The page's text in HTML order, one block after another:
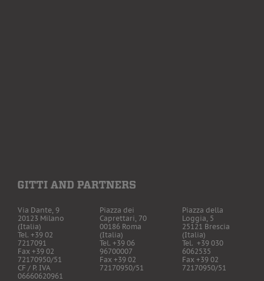
Via Dante, 9
20123 Milano
(Italia)
Tel. +39 02
7217091
Fax +39 02
72170950/51
CF / P. IVA
06660620961
Piazza dei
Caprettari, 70
00186 Roma
(Italia)
Tel. +39 06
96700007
Fax +39 02
72170950/51
Piazza della
Loggia, 5
25121 Brescia
(Italia)
Tel. +39 030
6062535
Fax +39 02
72170950/51